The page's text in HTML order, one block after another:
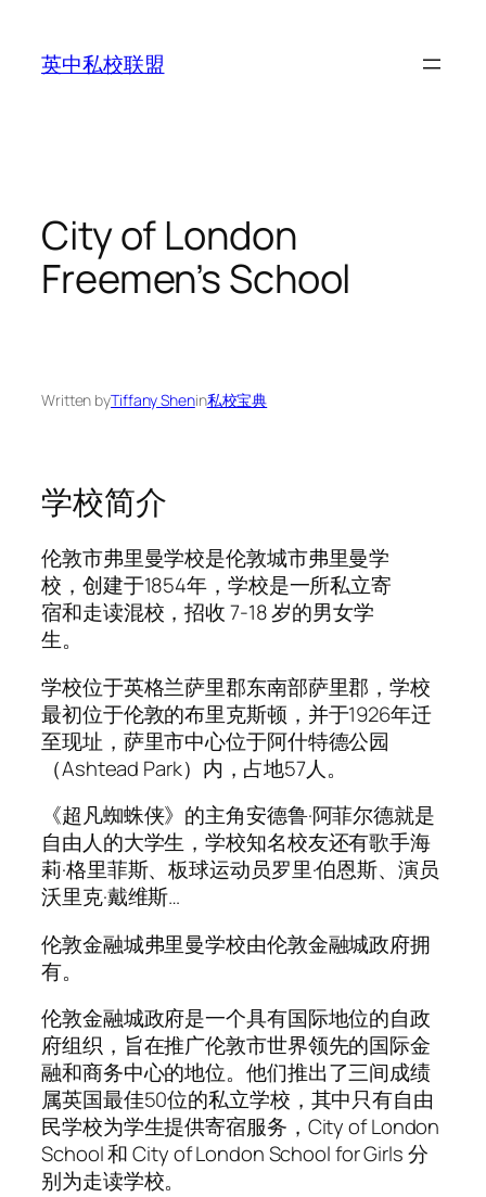
content
英中私校联盟
City of London
Freemen’s School
Written byTiffany Shenin私校宝典
学校简介
伦敦市弗里曼学校是伦敦城市弗里曼学
校，创建于1854年，学校是一所私立寄
宿和走读混校，招收 7-18 岁的男女学
生。
学校位于英格兰萨里郡东南部萨里郡，学校
最初位于伦敦的布里克斯顿，并于1926年迁
至现址，萨里市中心位于阿什特德公园
（Ashtead Park）内，占地57人。
《超凡蜘蛛侠》的主角安德鲁·阿菲尔德就是
自由人的大学生，学校知名校友还有歌手海
莉·格里菲斯、板球运动员罗里·伯恩斯、演员
沃里克·戴维斯…
伦敦金融城弗里曼学校由伦敦金融城政府拥
有。
伦敦金融城政府是一个具有国际地位的自政
府组织，旨在推广伦敦市世界领先的国际金
融和商务中心的地位。他们推出了三间成绩
属英国最佳50位的私立学校，其中只有自由
民学校为学生提供寄宿服务，City of London
School 和 City of London School for Girls 分
别为走读学校。